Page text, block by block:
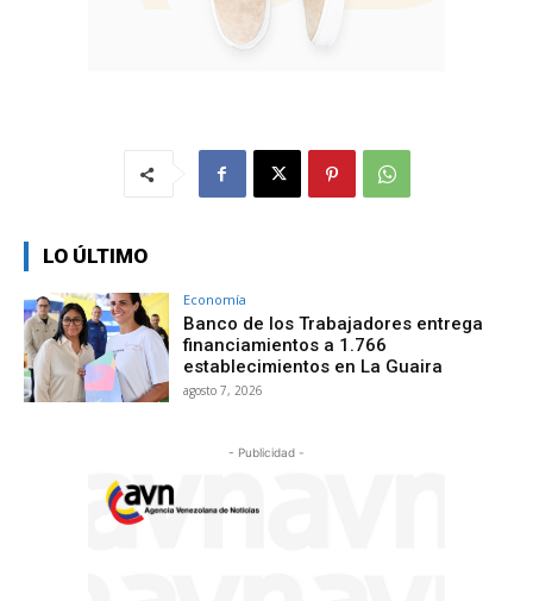
LO ÚLTIMO
Economía
Banco de los Trabajadores entrega
financiamientos a 1.766
establecimientos en La Guaira
agosto 7, 2026
- Publicidad -